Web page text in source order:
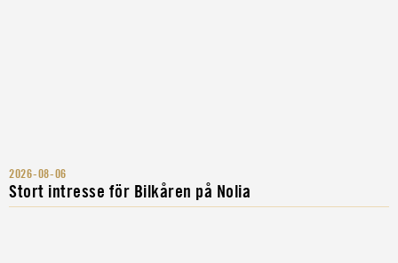
2026-08-06
Stort intresse för Bilkåren på Nolia